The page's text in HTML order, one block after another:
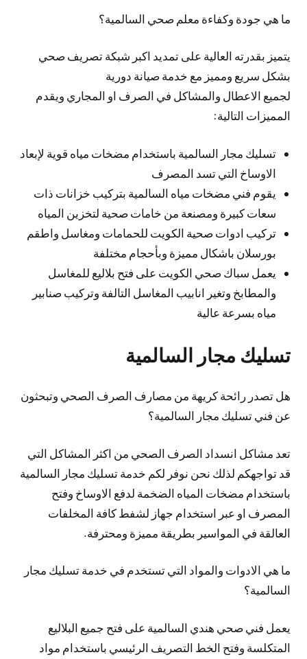
ما هي جودة وكفاءة معلم صحي السالمية؟
يتميز بقدرته العالية على تمديد اكبر شبكة تصريف صحي
بشكل سريع ومميز مع خدمة صيانة دورية
لجميع الاعطال والمشاكل في الصرف او المجاري ويقدم
المميزات التالية:
تسليك مجار السالمية باستخدام مضخات مياه قوية لإبعاد
الاوساخ التي تسد المصرف
يقوم فني مضخات مياه السالمية بتركيب خزانات ذات
سعات كبيرة ومصنعة من خامات صحية لتخزين المياه
تركيب ادوات صحية الكويت للحمامات ومغاسل واطقم
بورسلان باشكال مميزة وبأحجام مختلفة
يعمل سباك صحي الكويت على فتح بلاليع للمغاسل
والمطابخ وتغير انابيب المغاسل التالفة وتركيب صنابير
مياه بسرعة عالية
تسليك مجار السالمية
هل تصدر رائحة كريهة من مصارف الصرف الصحي وتبحثون
عن فني تسليك مجار السالمية؟
تعد مشاكل انسداد الصرف الصحي من اكثر المشاكل التي
قد تواجهكم لذلك نحن نوفر لكم خدمة تسليك مجار السالمية
باستخدام مضخات المياه الضخمة لدفع الاوساخ وفتح
المصرف او عبر استخدام جهاز لشفط كافة المخلفات
العالقة في المواسير بطريقة مميزة ومحترفة.
ما هي الادوات والمواد التي تستخدم في خدمة تسليك مجار
السالمية؟
يعمل فني صحي هندي السالمية على فتح جميع البلاليع
المتكلسة وفتح الخط التصريف الرئيسي باستخدام مواد